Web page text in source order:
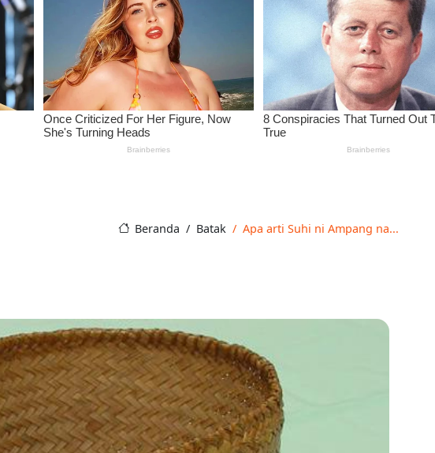
Beranda Batak Apa arti Suhi ni Ampang na...